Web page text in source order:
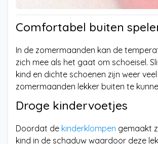
Comfortabel buiten
In de zomermaanden kan de
zich mee als het gaat om schoeisel.
kind en dichte schoenen zijn weer
zomermaanden lekker buiten te
Droge kindervoetjes
Doordat de kinderklompen gemaakt
kind in de schaduw waardoor deze